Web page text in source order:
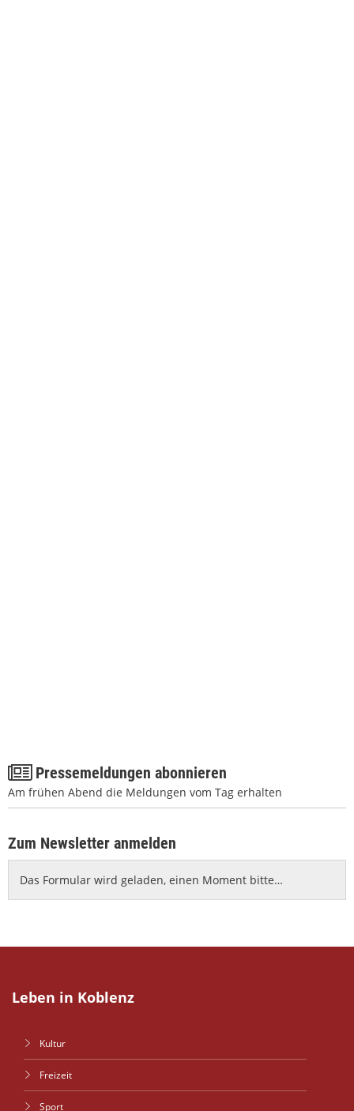
Pressemeldungen abonnieren
Am frühen Abend die Meldungen vom Tag erhalten
Zum Newsletter anmelden
Das Formular wird geladen, einen Moment bitte…
Leben in Koblenz
Kultur
Freizeit
Sport